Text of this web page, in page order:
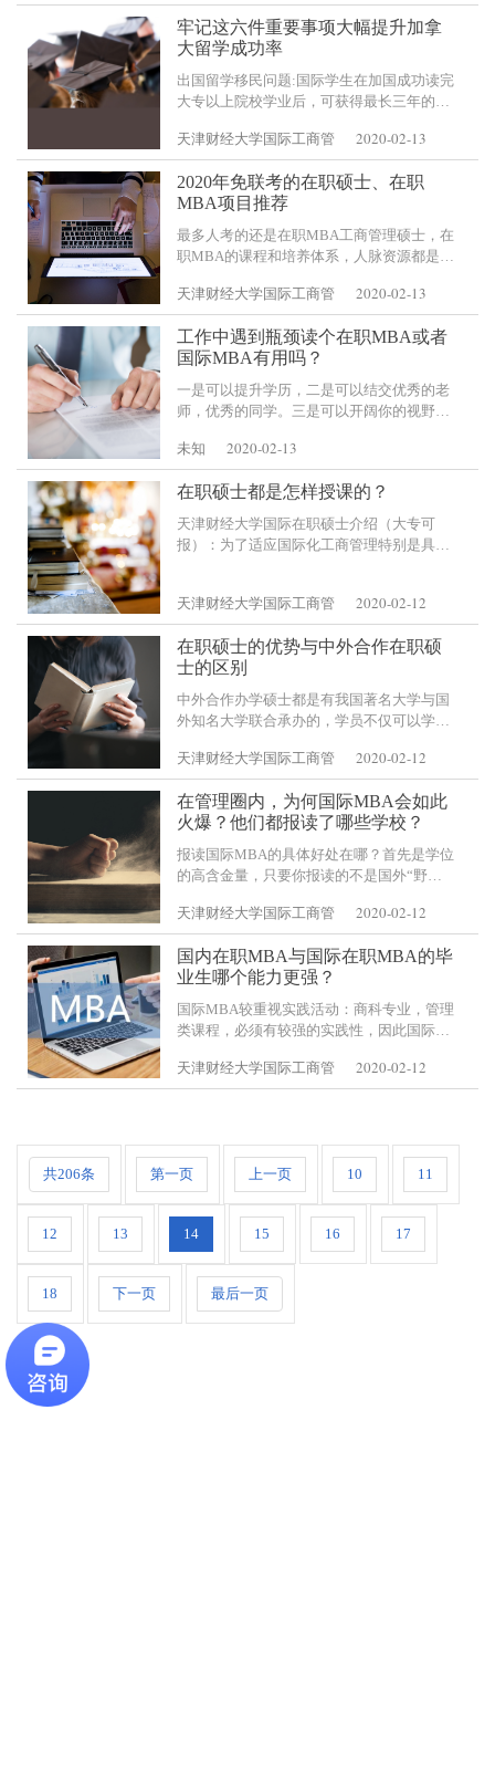
远不及10年前的耀眼，关键是对薪水
牢记这六件重要事项大幅提升加拿
大留学成功率
出国留学移民问题:国际学生在加国成功读完
大专以上院校学业后，可获得最长三年的工
相关工作经验，并通过语言测试(如雅思成绩
5分或以上)即可提出申请经验类移民
天津财经大学国际工商管 2020-02-13
2020年免联考的在职硕士、在职
MBA项目推荐
最多人考的还是在职MBA工商管理硕士，在
职MBA的课程和培养体系，人脉资源都是很
考人数越来越多的原因，难度还是不小的，
有同学考了几年最终选择了免
天津财经大学国际工商管 2020-02-13
工作中遇到瓶颈读个在职MBA或者
国际MBA有用吗？
一是可以提升学历，二是可以结交优秀的老
师，优秀的同学。三是可以开阔你的视野，
生活。但是目前MBA的学校很多，并不是所
有的院校都能帮助到你，所以根据你自己的
实际
未知 2020-02-13
在职硕士都是怎样授课的？
天津财经大学国际在职硕士介绍（大专可
报）：为了适应国际化工商管理特别是具有
财专长和良好职业道德
天津财经大学国际工商管 2020-02-12
在职硕士的优势与中外合作在职硕
士的区别
中外合作办学硕士都是有我国著名大学与国
外知名大学联合承办的，学员不仅可以学到
知识，可以掌握各自的优点、特色并将其融
会贯通，提高自己的
天津财经大学国际工商管 2020-02-12
在管理圈内，为何国际MBA会如此
火爆？他们都报读了哪些学校？
报读国际MBA的具体好处在哪？首先是学位
的高含金量，只要你报读的不是国外“野
当于国内硕士学位，加上商业领域对MBA的
重视度，含金量不必多说
天津财经大学国际工商管 2020-02-12
国内在职MBA与国际在职MBA的毕
业生哪个能力更强？
国际MBA较重视实践活动：商科专业，管理
类课程，必须有较强的实践性，因此国际
式的课堂教学授课外，也有调查新项目、电
子计算机仿真模拟管理决策主题活动、现
天津财经大学国际工商管 2020-02-12
共206条 第一页 上一页 10 11
12 13 14 15 16 17
18 下一页 最后一页